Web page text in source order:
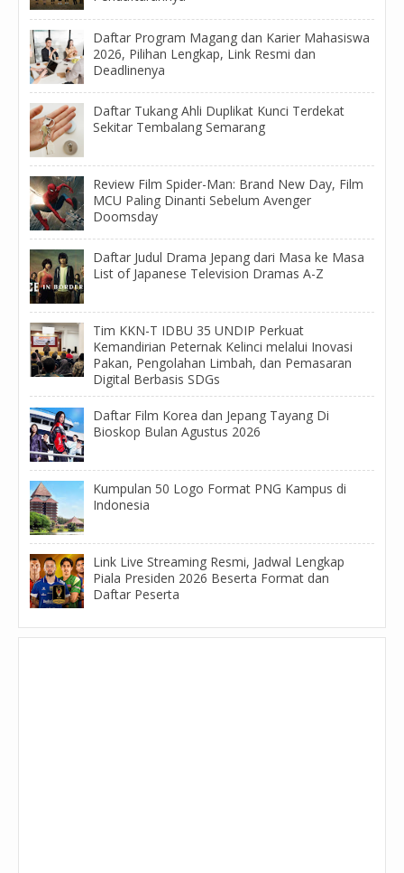
Daftar Program Magang dan Karier Mahasiswa
2026, Pilihan Lengkap, Link Resmi dan
Deadlinenya
Daftar Tukang Ahli Duplikat Kunci Terdekat
Sekitar Tembalang Semarang
Review Film Spider-Man: Brand New Day, Film
MCU Paling Dinanti Sebelum Avenger
Doomsday
Daftar Judul Drama Jepang dari Masa ke Masa
List of Japanese Television Dramas A-Z
Tim KKN-T IDBU 35 UNDIP Perkuat
Kemandirian Peternak Kelinci melalui Inovasi
Pakan, Pengolahan Limbah, dan Pemasaran
Digital Berbasis SDGs
Daftar Film Korea dan Jepang Tayang Di
Bioskop Bulan Agustus 2026
Kumpulan 50 Logo Format PNG Kampus di
Indonesia
Link Live Streaming Resmi, Jadwal Lengkap
Piala Presiden 2026 Beserta Format dan
Daftar Peserta